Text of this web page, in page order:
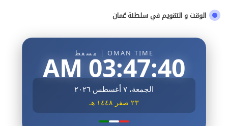
الوقت و التقويم في سلطنة عُمان
OMAN TIME | مسقط
03:47:41 AM
الجمعة، ٧ أغسطس ٢٠٢٦
٢٣ صفر ١٤٤٨ هـ